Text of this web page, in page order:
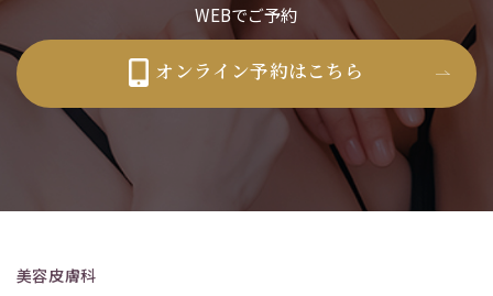
WEBでご予約
オンライン予約はこちら
美容皮膚科